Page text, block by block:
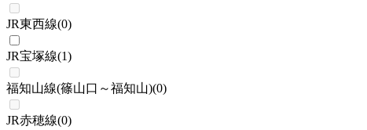
JR東西線(0)
JR宝塚線(1)
福知山線(篠山口～福知山)(0)
JR赤穂線(0)